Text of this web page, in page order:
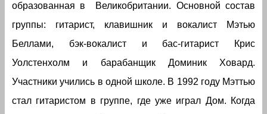
образованная в Великобритании. Основной состав
группы: гитарист, клавишник и вокалист Мэтью
Беллами, бэк-вокалист и бас-гитарист Крис
Уолстенхолм и барабанщик Доминик Ховард.
Участники учились в одной школе. В 1992 году Мэттью
стал гитаристом в группе, где уже играл Дом. Когда